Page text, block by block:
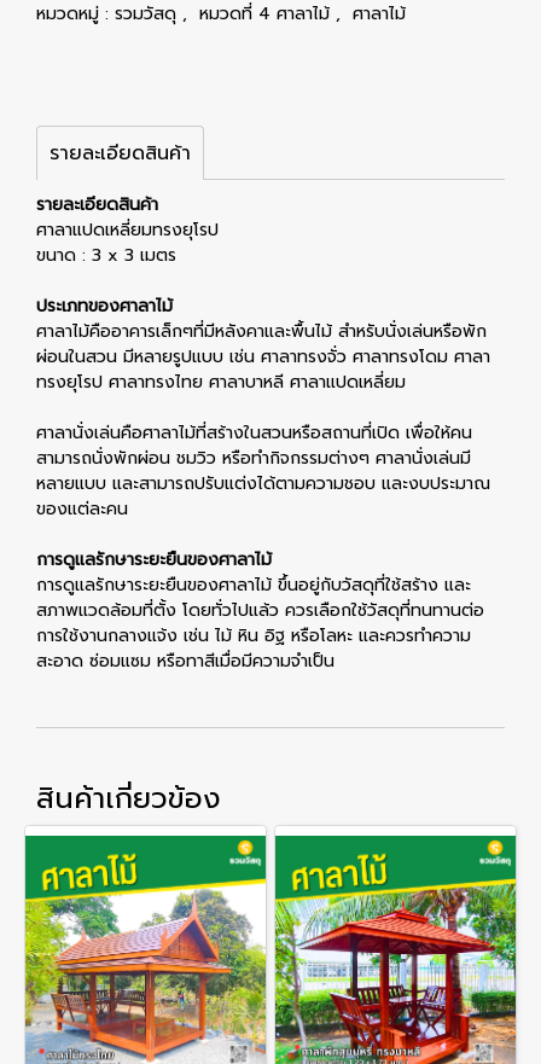
หมวดหมู่ : รวมวัสดุ , หมวดที่ 4 ศาลาไม้ , ศาลาไม้
รายละเอียดสินค้า
รายละเอียดสินค้า
ศาลาแปดเหลี่ยมทรงยุโรป
ขนาด : 3 x 3 เมตร
ประเภทของศาลาไม้
ศาลาไม้คืออาคารเล็กๆที่มีหลังคาและพื้นไม้ สำหรับนั่งเล่นหรือพัก
ผ่อนในสวน มีหลายรูปแบบ เช่น ศาลาทรงจั่ว ศาลาทรงโดม ศาลา
ทรงยุโรป ศาลาทรงไทย ศาลาบาหลี ศาลาแปดเหลี่ยม
ศาลานั่งเล่นคือศาลาไม้ที่สร้างในสวนหรือสถานที่เปิด เพื่อให้คน
สามารถนั่งพักผ่อน ชมวิว หรือทำกิจกรรมต่างๆ ศาลานั่งเล่นมี
หลายแบบ และสามารถปรับแต่งได้ตามความชอบ และงบประมาณ
ของแต่ละคน
การดูแลรักษาระยะยืนของศาลาไม้
การดูแลรักษาระยะยืนของศาลาไม้ ขึ้นอยู่กับวัสดุที่ใช้สร้าง และ
สภาพแวดล้อมที่ตั้ง โดยทั่วไปแล้ว ควรเลือกใช้วัสดุที่ทนทานต่อ
การใช้งานกลางแจ้ง เช่น ไม้ หิน อิฐ หรือโลหะ และควรทำความ
สะอาด ซ่อมแซม หรือทาสีเมื่อมีความจำเป็น
สินค้าเกี่ยวข้อง